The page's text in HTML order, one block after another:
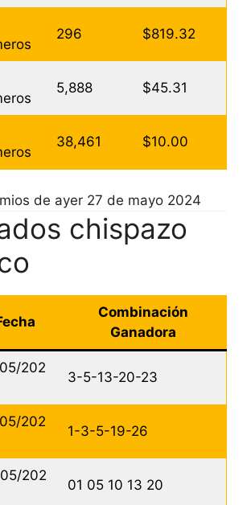
296 $819.32
5,888 $45.31
38,461 $10.00
de ayer 27 de mayo 2024
chispazo
Combinación
Ganadora
202
3-5-13-20-23
202
1-3-5-19-26
202
01 05 10 13 20